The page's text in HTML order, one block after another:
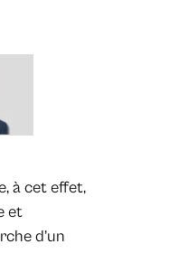
à cet effet,
et
d’un